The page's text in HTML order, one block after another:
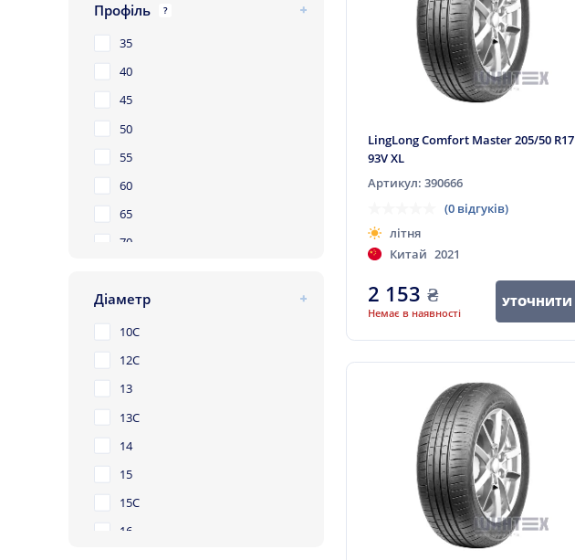
245
255
265
275
285
295
305
315
Профіль ?
35
40
45
50
55
60
65
70
Діаметр
10C
12C
13
13C
14
15
15C
16
LingLong Comfort Master 205/50 R17
93V XL
Артикул: 390666
(0 відгуків)
літня
Китай 2021
2 153 ₴
Немає в наявності
УТОЧНИТИ